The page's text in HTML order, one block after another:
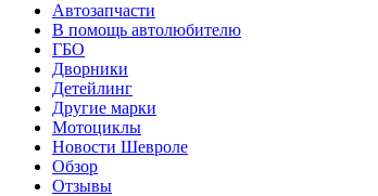
Автозапчасти
В помощь автолюбителю
ГБО
Дворники
Детейлинг
Другие марки
Мотоциклы
Новости Шевроле
Обзор
Отзывы